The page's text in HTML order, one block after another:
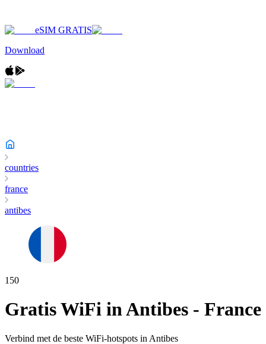
eSIM GRATIS
Download
countries
france
antibes
150
Gratis WiFi inAntibes - France
Verbind met de beste WiFi-hotspots in Antibes